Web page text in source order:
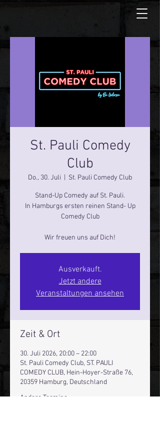
St. Pauli Comedy
Club
Do., 30. Juli St. Pauli Comedy Club
Stand-Up Comedy auf St. Pauli.
In Hamburgs ersten reinen Stand- Up
Comedy Club
Wir freuen uns auf Dich!
Ausverkauft.
Jetzt andere
Veranstaltungen ansehen
Zeit & Ort
30. Juli 2026, 20:00 – 22:00
St. Pauli Comedy Club, ST. PAULI
COMEDY CLUB, Hein-Hoyer-Straße 76,
20359 Hamburg, Deutschland
Andere Termine